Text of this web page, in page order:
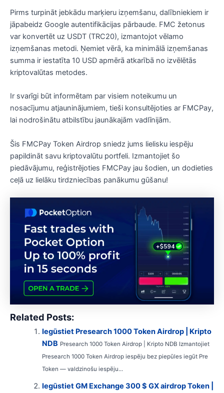
Pirms turpināt jebkādu marķieru izņemšanu, dalībniekiem ir
jāpabeidz Google autentifikācijas pārbaude. FMC žetonus
var konvertēt uz USDT (TRC20), izmantojot vēlamo
izņemšanas metodi. Ņemiet vērā, ka minimālā izņemšanas
summa ir iestatīta 10 USD apmērā atkarībā no izvēlētās
kriptovalūtas metodes.
Ir svarīgi būt informētam par visiem noteikumu un
nosacījumu atjauninājumiem, tieši konsultējoties ar FMCPay,
lai nodrošinātu atbilstību jaunākajām vadlīnijām.
Šis FMCPay Token Airdrop sniedz jums lielisku iespēju
papildināt savu kriptovalūtu portfeli. Izmantojiet šo
piedāvājumu, reģistrējoties FMCPay jau šodien, un dodieties
ceļā uz lielāku tirdzniecības panākumu gūšanu!
Related Posts:
Iegūstiet Presearch 1000 Token Airdrop | Kripto
NDB Presearch 1000 Token Airdrop | Kripto NDB Izmantojiet
Presearch 1000 Token Airdrop iespēju bez piepūles iegūt Pre
Token — valdzinošu iespēju...
Iegūstiet GM Exchange 300 $ GX airdrop Token |